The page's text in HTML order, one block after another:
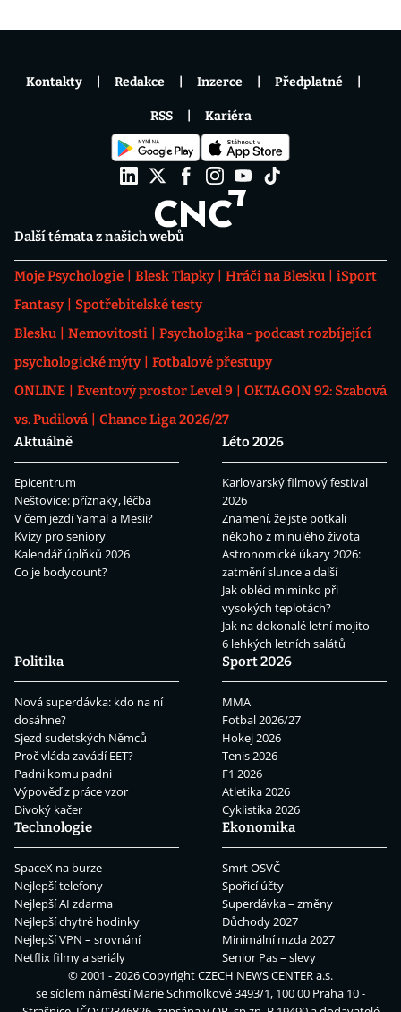
Další témata z našich webů
Moje Psychologie Blesk Tlapky Hráči na Blesku
iSport
Fantasy
Spotřebitelské testy
Blesku
Nemovitosti
Psychologika - podcast rozbíjející
psychologické mýty
Fotbalové přestupy
ONLINE
Eventový prostor Level 9
OKTAGON 92: Szabová
vs. Pudilová
Chance Liga 2026/27
Aktuálně
Epicentrum
Neštovice: příznaky, léčba
V čem jezdí Yamal a Mesii?
Kvízy pro seniory
Kalendář úplňků 2026
Co je bodycount?
Léto 2026
Karlovarský filmový festival
2026
Znamení, že jste potkali
někoho z minulého života
Astronomické úkazy 2026:
zatmění slunce a další
Jak obléci miminko při
vysokých teplotách?
Jak na dokonalé letní mojito
6 lehkých letních salátů
Politika
Nová superdávka: kdo na ní
dosáhne?
Sjezd sudetských Němců
Proč vláda zavádí EET?
Padni komu padni
Výpověď z práce vzor
Divoký kačer
Sport 2026
MMA
Fotbal 2026/27
Hokej 2026
Tenis 2026
F1 2026
Atletika 2026
Cyklistika 2026
Technologie
SpaceX na burze
Nejlepší telefony
Nejlepší AI zdarma
Nejlepší chytré hodinky
Nejlepší VPN – srovnání
Netflix filmy a seriály
Ekonomika
Smrt OSVČ
Spořicí účty
Superdávka – změny
Důchody 2027
Minimální mzda 2027
Senior Pas – slevy
Kontakty Redakce Inzerce Předplatné
RSS Kariéra
© 2001 - 2026 CopyrightCZECH NEWS CENTER a.s.
se sídlem náměstí Marie Schmolkové 3493/1, 100 00 Praha 10 -